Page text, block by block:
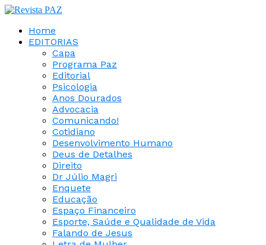
Home
EDITORIAS
Capa
Programa Paz
Editorial
Psicologia
Anos Dourados
Advocacia
Comunicando!
Cotidiano
Desenvolvimento Humano
Deus de Detalhes
Direito
Dr Júlio Magri
Enquete
Educação
Espaço Financeiro
Esporte, Saúde e Qualidade de Vida
Falando de Jesus